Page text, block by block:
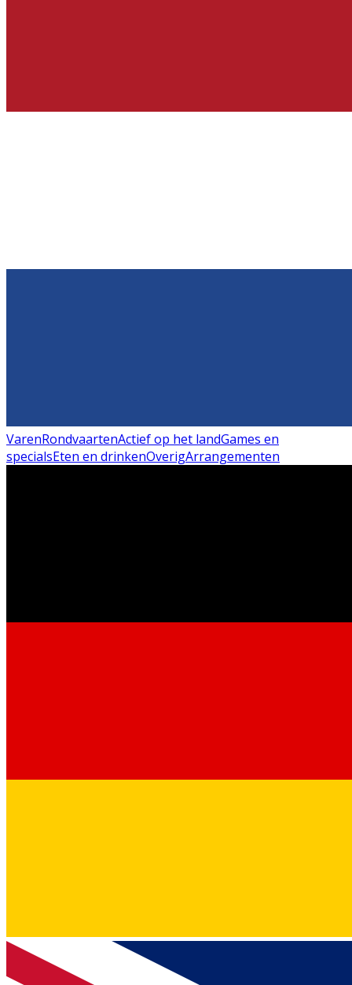
VarenRondvaartenActief op het landGames en
specialsEten en drinkenOverigArrangementen